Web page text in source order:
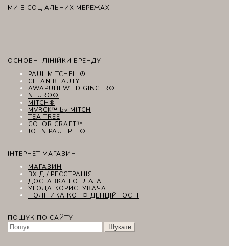
МИ В СОЦІАЛЬНИХ МЕРЕЖАХ
ОСНОВНІ ЛІНІЙКИ БРЕНДУ
PAUL MITCHELL®
CLEAN BEAUTY
AWAPUHI WILD GINGER®
NEURO®
MITCH®
MVRCK™ by MITCH
TEA TREE
COLOR CRAFT™
JOHN PAUL PET®
ІНТЕРНЕТ МАГАЗИН
МАГАЗИН
ВХІД / РЕЄСТРАЦІЯ
ДОСТАВКА І ОПЛАТА
УГОДА КОРИСТУВАЧА
ПОЛІТИКА КОНФІДЕНЦІЙНОСТІ
ПОШУК ПО САЙТУ
Пошук: